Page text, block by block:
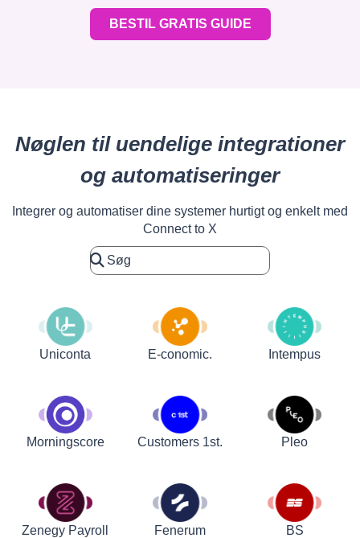
BESTIL GRATIS GUIDE
Nøglen til uendelige integrationer
og automatiseringer
Integrer og automatiser dine systemer hurtigt og enkelt med
Connect to X
Uniconta E-conomic. Intempus
Morningscore Customers 1st. Pleo
Zenegy Payroll Fenerum
BS